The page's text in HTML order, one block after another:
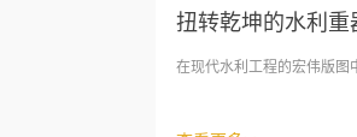
扭转乾坤的水利
在现代水利工程的宏伟版图